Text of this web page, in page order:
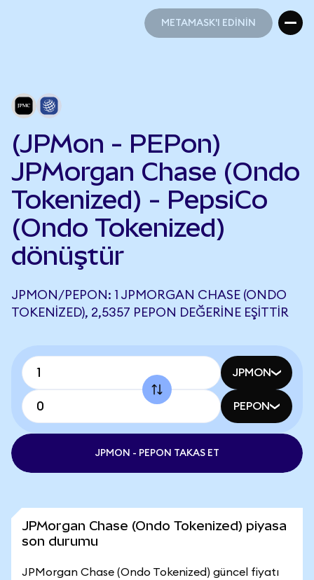
METAMASK'I EDİNİN
(JPMon - PEPon)
JPMorgan Chase (Ondo
Tokenized) - PepsiCo
(Ondo Tokenized)
dönüştür
JPMON/PEPON: 1 JPMORGAN CHASE (ONDO
TOKENIZED), 2,5357 PEPON DEĞERINE EŞITTIR
JPMON
PEPON
JPMON - PEPON TAKAS ET
JPMorgan Chase (Ondo Tokenized) piyasa
son durumu
JPMorgan Chase (Ondo Tokenized) güncel fiyatı